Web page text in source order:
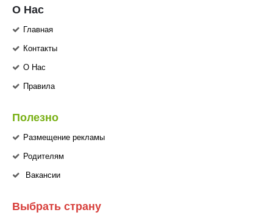
О Нас
Главная
Контакты
О Нас
Правила
Полезно
Размещение рекламы
Родителям
Вакансии
Выбрать страну